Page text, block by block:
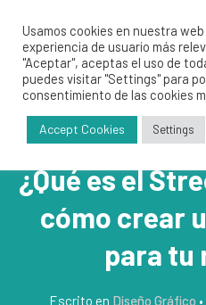
¿Qué es el
cómo crear
para tu
Escrito en Diseño Gráfico •
Usamos cookies en nuestra
experiencia de usuario más
"Aceptar", aceptas el uso de
puedes visitar "Settings" para
consentimiento de las cookies
Accept Cookies Settings